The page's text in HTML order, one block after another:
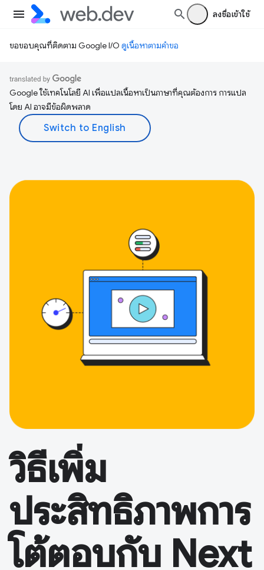
ลงชื่อเข้าใช้
ขอขอบคุณที่ติดตาม Google I/O ดูเนื้อหาตามคำขอ
Google ใช้เทคโนโลยี AI เพื่อแปลเนื้อหาเป็นภาษาที่คุณต้องการ การแปล
โดย AI อาจมีข้อผิดพลาด
วิธีเพิ่ม
ประสิทธิภาพการ
โต้ตอบกับ Next